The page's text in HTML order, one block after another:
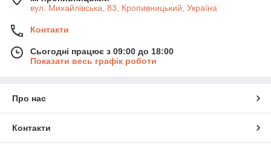
Антипотеряшка — це простий та ефективний спосіб зберегти
вул. Михайлівська, 83, Кропивницький, Україна
Контакти
Сьогодні працює з 09:00 до 18:00
Показати весь графік роботи
Про нас
Контакти